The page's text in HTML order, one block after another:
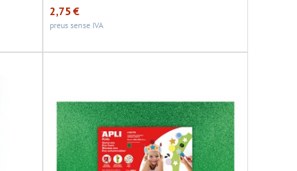
2,75 €
preus sense IVA